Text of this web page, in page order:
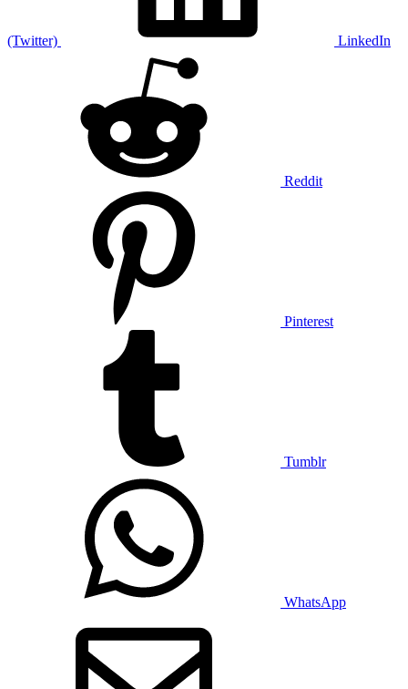
(Twitter) LinkedIn
Reddit
Pinterest
Tumblr
WhatsApp